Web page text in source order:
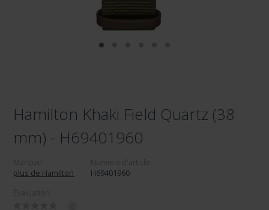
Hamilton Khaki Field Quartz (38
mm) - H69401960
plus de Hamilton
H69401960